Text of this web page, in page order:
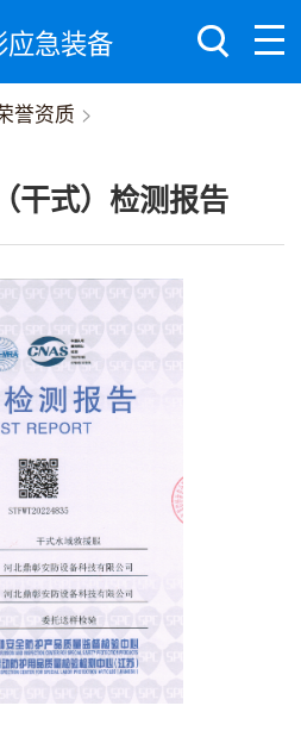
应急装备
誉资质 >
干式）检测报告